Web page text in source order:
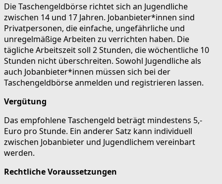
Die Taschengeldbörse richtet sich an Jugendliche
zwischen 14 und 17 Jahren. Jobanbieter*innen sind
Privatpersonen, die einfache, ungefährliche und
unregelmäßige Arbeiten zu verrichten haben. Die
tägliche Arbeitszeit soll 2 Stunden, die wöchentliche 10
Stunden nicht überschreiten. Sowohl Jugendliche als
auch Jobanbieter*innen müssen sich bei der
Taschengeldbörse anmelden und registrieren lassen.
Vergütung
Das empfohlene Taschengeld beträgt mindestens 5,-
Euro pro Stunde. Ein anderer Satz kann individuell
zwischen Jobanbieter und Jugendlichem vereinbart
werden.
Rechtliche Voraussetzungen